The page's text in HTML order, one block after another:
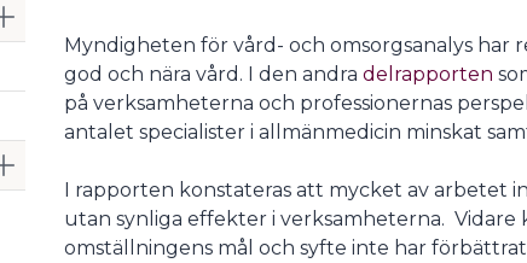
Visa/Göm undermeny
Visa/Göm undermeny
Myndigheten för vård- och omsorgsanalys
god och nära vård. I den andra delrapporten
på verksamheterna och professionernas
antalet specialister i allmänmedicin minskat
I rapporten konstateras att mycket av arbetet
utan synliga effekter i verksamheterna.
omställningens mål och syfte inte har